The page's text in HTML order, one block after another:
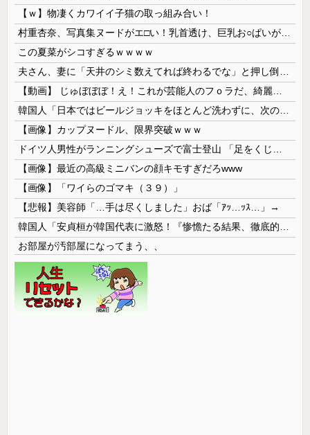
【ｗ】物凄くカワイイ子猫の取っ組み合い！
この夏菜がシコすぎるｗｗｗｗ
【画像】カップヌードル、限界突破ｗｗｗ
【画像】最近の高級ミニバンの顔キモすぎだろwww
【画像】「ワイらのゴマキ（３９）」
【悲報】美容師「…手は尽くしました」おば「ｱｯ…ｯｽ…」→
お部屋が汚部屋になってまう、、